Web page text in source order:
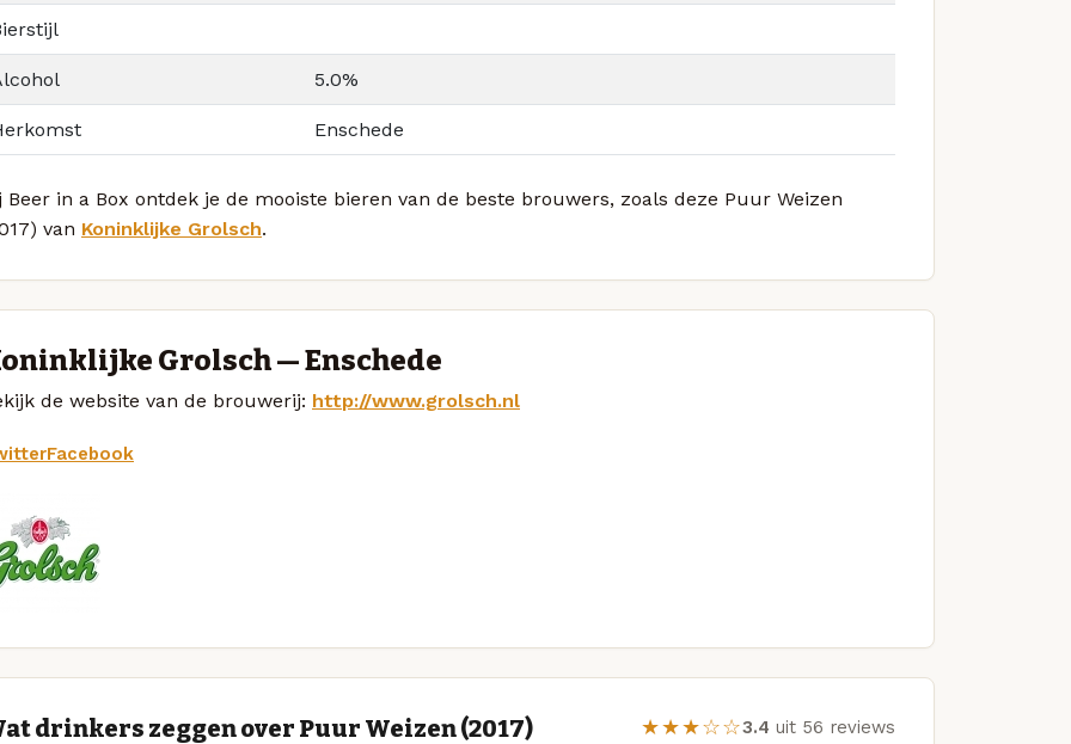
5.0%
Enschede
Beer in a Box ontdek je de mooiste bieren van de beste brouwers, zoals deze Puur Weizen
van Koninklijke Grolsch.
Grolsch — Enschede
de website van de brouwerij: http://www.grolsch.nl
Facebook
drinkers zeggen over Puur Weizen (2017) ★★★☆☆3.4 uit 56 reviews